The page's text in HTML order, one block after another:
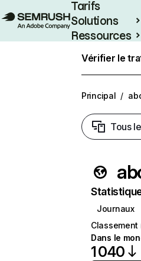
Tarifs
Solutions
Ressources
Vérifier le
Principal /
Tous
Journaux
Classement
Dans le
1 040